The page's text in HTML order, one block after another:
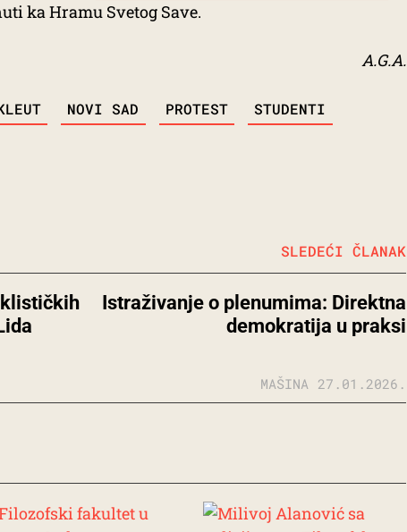
ka Hramu Svetog Save.
A.G.A.
NOVI SAD PROTEST STUDENTI
Istraživanje o plenumima: Direktna
demokratija u praksi
SLEDEĆI ČLANAK
MAŠINA 27.01.2026.